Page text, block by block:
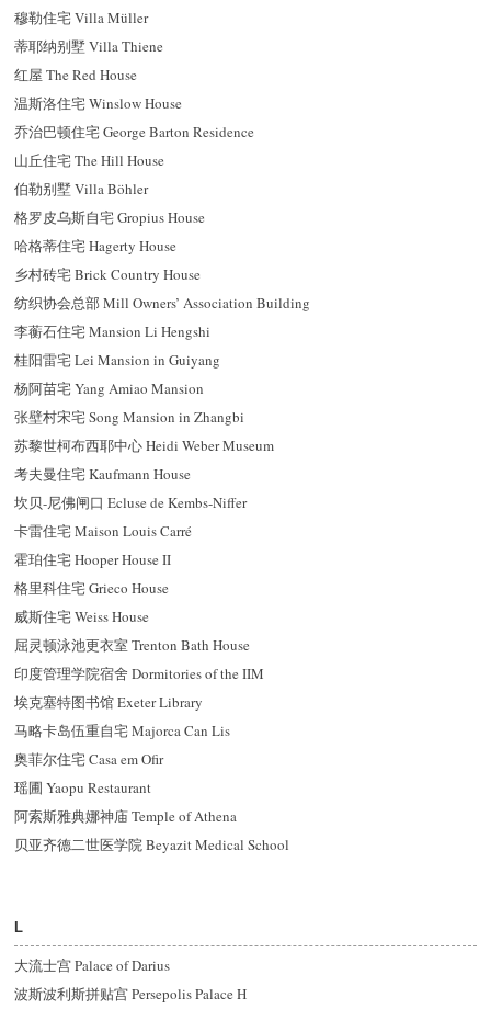
穆勒住宅 Villa Müller
蒂耶纳别墅 Villa Thiene
红屋 The Red House
温斯洛住宅 Winslow House
乔治巴顿住宅 George Barton Residence
山丘住宅 The Hill House
伯勒别墅 Villa Böhler
格罗皮乌斯自宅 Gropius House
哈格蒂住宅 Hagerty House
乡村砖宅 Brick Country House
纺织协会总部 Mill Owners’ Association Building
李蘅石住宅 Mansion Li Hengshi
桂阳雷宅 Lei Mansion in Guiyang
杨阿苗宅 Yang Amiao Mansion
张壁村宋宅 Song Mansion in Zhangbi
苏黎世柯布西耶中心 Heidi Weber Museum
考夫曼住宅 Kaufmann House
坎贝-尼佛闸口 Ecluse de Kembs-Niffer
卡雷住宅 Maison Louis Carré
霍珀住宅 Hooper House II
格里科住宅 Grieco House
威斯住宅 Weiss House
屈灵顿泳池更衣室 Trenton Bath House
印度管理学院宿舍 Dormitories of the IIM
埃克塞特图书馆 Exeter Library
马略卡岛伍重自宅 Majorca Can Lis
奥菲尔住宅 Casa em Ofir
瑶圃 Yaopu Restaurant
阿索斯雅典娜神庙 Temple of Athena
贝亚齐德二世医学院 Beyazit Medical School
L
大流士宫 Palace of Darius
波斯波利斯拼贴宫 Persepolis Palace H